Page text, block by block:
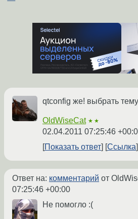
qtconfig же! выбрать
OldWiseCat ★★
02.04.2011 07:25:46
Показать ответ
Ссылка
Ответ на: комментарий от
07:25:46 +00:00
Не помогло :(